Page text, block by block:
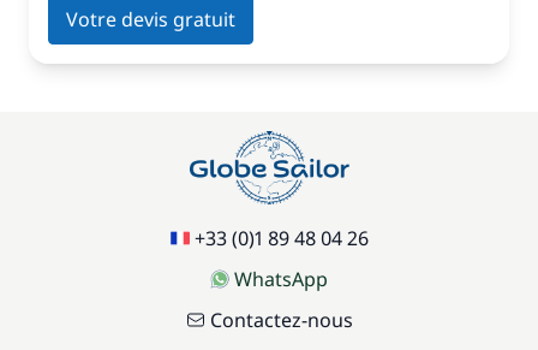
Votre devis gratuit
+33 (0)1 89 48 04 26
WhatsApp
Contactez-nous